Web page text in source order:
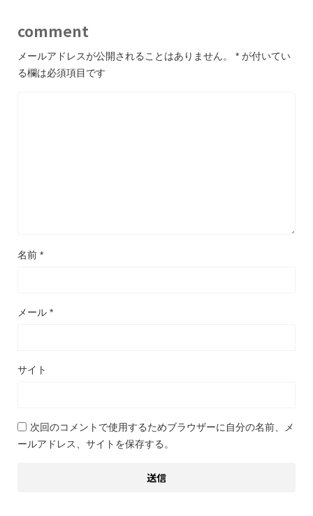
comment
メールアドレスが公開されることはありません。 * が付いてい
る欄は必須項目です
名前 *
メール *
サイト
次回のコメントで使用するためブラウザーに自分の名前、メ
ールアドレス、サイトを保存する。